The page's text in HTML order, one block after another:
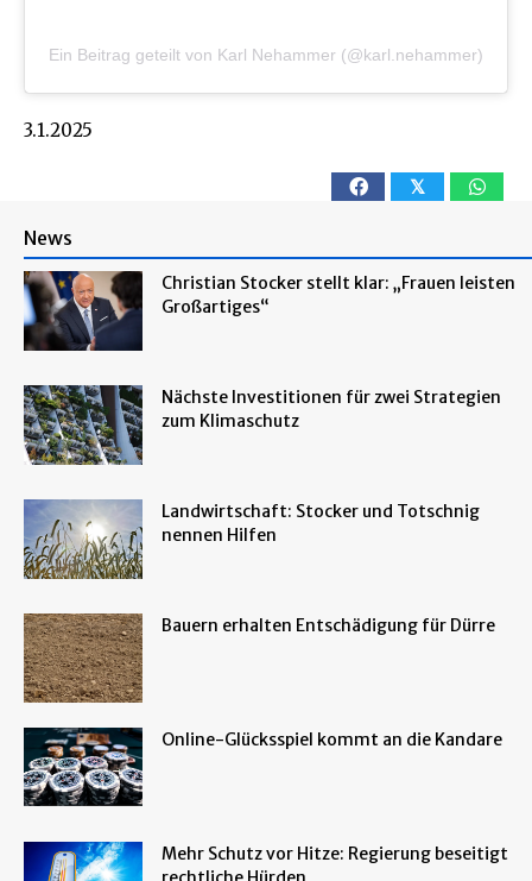
Ein Beitrag geteilt von Karl Nehammer (@karl.nehammer)
3.1.2025
𝕏
News
Christian Stocker stellt klar: „Frauen leisten
Großartiges“
Nächste Investitionen für zwei Strategien
zum Klimaschutz
Landwirtschaft: Stocker und Totschnig
nennen Hilfen
Bauern erhalten Entschädigung für Dürre
Online-Glücksspiel kommt an die Kandare
Mehr Schutz vor Hitze: Regierung beseitigt